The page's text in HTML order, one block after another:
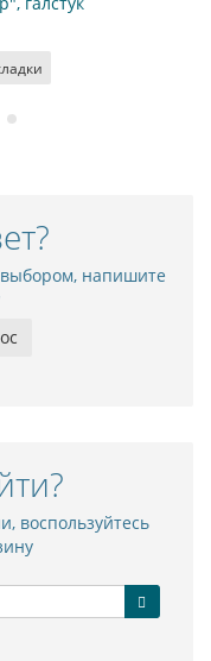
напишите
воспользуйтесь